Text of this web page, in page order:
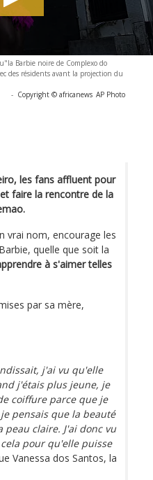
Barbie noire de Complexo do
des résidents avant la projection du
- Copyright © africanews AP Photo
les fans affluent pour
faire la rencontre de la
vrai nom, encourage les
quelle que soit la
à s'aimer telles
par sa mère,
j'ai vu qu'elle
j'étais plus jeune, je
coiffure parce que je
pensais que la beauté
peau claire. J'ai donc vu
pour qu'elle puisse
Vanessa dos Santos, la